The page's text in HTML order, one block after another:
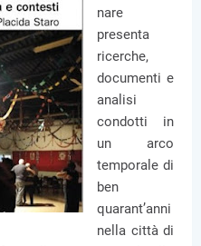
nare
presenta
ricerche,
documenti e
analisi
condotti in
un arco
temporale di
ben
quarant’anni
nella città di